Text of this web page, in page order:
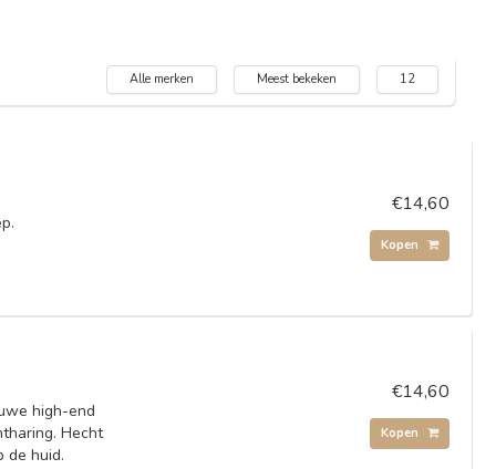
Alle merken Meest bekeken 12
€14,60
Kopen
high-end
Hecht
de huid.
€14,60
Kopen